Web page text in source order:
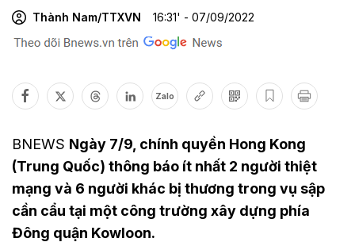
Thành Nam/TTXVN 16:31' - 07/09/2022
Zalo
BNEWS Ngày 7/9, chính quyền Hong Kong
(Trung Quốc) thông báo ít nhất 2 người thiệt
mạng và 6 người khác bị thương trong vụ sập
cần cẩu tại một công trường xây dựng phía
Đông quận Kowloon.